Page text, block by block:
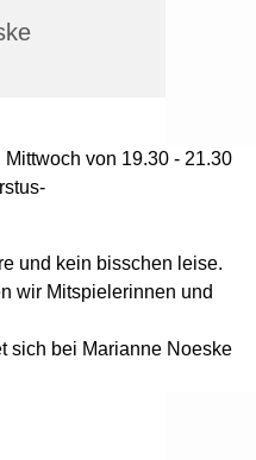
von 19.30 - 21.30
und kein bisschen leise.
wir Mitspielerinnen und
sich bei Marianne Noeske